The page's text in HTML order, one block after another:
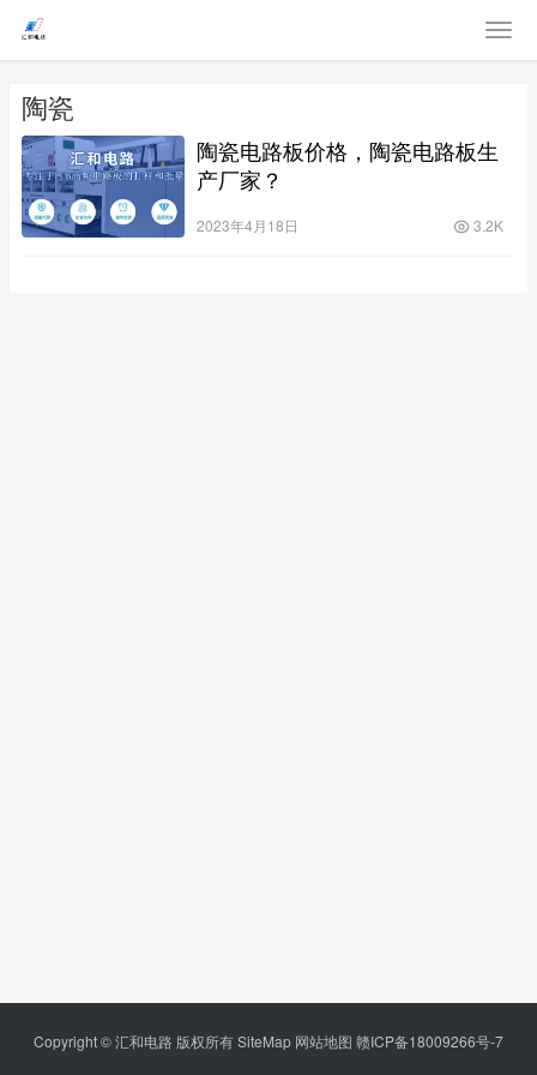
陶瓷
陶瓷电路板价格，陶瓷电路板生
产厂家？
2023年4月18日 3.2K
Copyright © 汇和电路 版权所有SiteMap 网站地图 赣ICP备18009266号-7